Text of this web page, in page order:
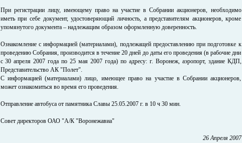
При регистрации лицу, имеющему право на участие в Собрании акционеров, необходимо
иметь при себе документ, удостоверяющий личность, а представителям акционеров, кроме
упомянутого документа – надлежащим образом оформленную доверенность.
Ознакомление с информацией (материалами), подлежащей предоставлению при подготовке к
проведению Собрания, производится в течение 20 дней до даты его проведения (в рабочие дни
с 30 апреля 2007 года по 25 мая 2007 года) по адресу: г. Воронеж, аэропорт, здание КДП,
Представительство АК "Полет".
С информацией (материалами) лицо, имеющее право на участие в Собрании акционеров,
может ознакомиться во время его проведения.
Отправление автобуса от памятника Славы 25.05.2007 г. в 10 ч 30 мин.
Совет директоров ОАО "А/К "Воронежавиа"
26 Апреля 2007